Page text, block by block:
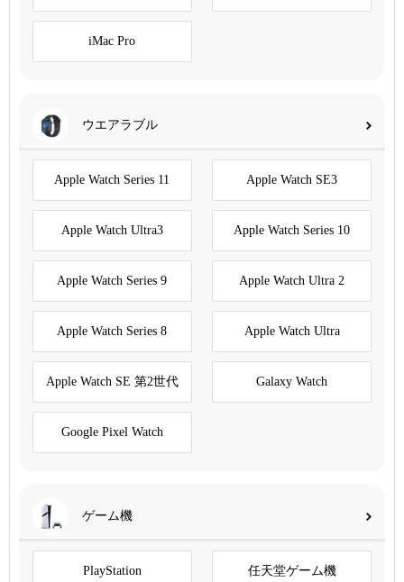
iMac Pro
ウエアラブル
Apple Watch Series 11 Apple Watch SE3
Apple Watch Ultra3 Apple Watch Series 10
Apple Watch Series 9 Apple Watch Ultra 2
Apple Watch Series 8 Apple Watch Ultra
Apple Watch SE 第2世代 Galaxy Watch
Google Pixel Watch
ゲーム機
PlayStation 任天堂ゲーム機